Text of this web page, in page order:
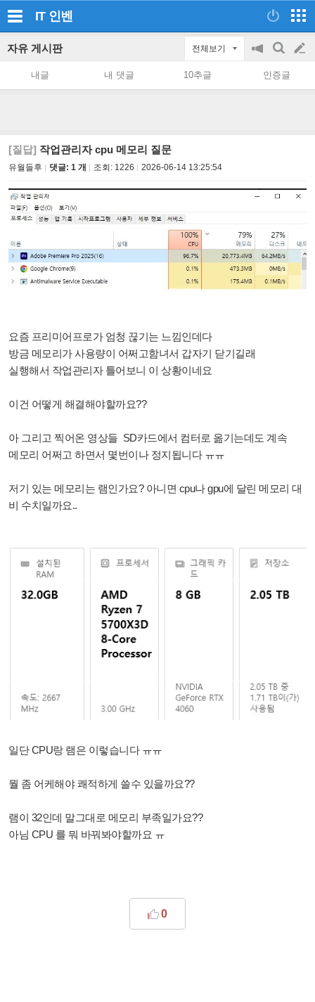
IT 인벤
자유 게시판 전체보기
공
on/off
검
색
글
쓰
내글 내 댓글 10추글 인증글
[질답] 작업관리자 cpu 메모리 질문
유월들후 댓글: 1 개 조회: 1226 2026-06-14 13:25:54
요즘 프리미어프로가 엄청 끊기는 느낌인데다
방금 메모리가 사용량이 어쩌고함녀서 갑자기 닫기길래
실행해서 작업관리자 틀어보니 이 상황이네요
이건 어떻게 해결해야할까요??
아 그리고 찍어온 영상들 SD카드에서 컴터로 옮기는데도 계속
메모리 어쩌고 하면서 몇번이나 정지됩니다 ㅠㅠ
저기 있는 메모리는 램인가요? 아니면 cpu나 gpu에 달린 메모리 대
비 수치일까요..
일단 CPU랑 램은 이렇습니다 ㅠㅠ
뭘 좀 어케해야 쾌적하게 쓸수 있을까요??
램이 32인데 말그대로 메모리 부족일가요??
아님 CPU 를 뭐 바꿔봐야할까요 ㅠ
0